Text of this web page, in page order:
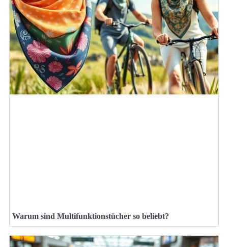
Warum sind Multifunktionstücher so beliebt?